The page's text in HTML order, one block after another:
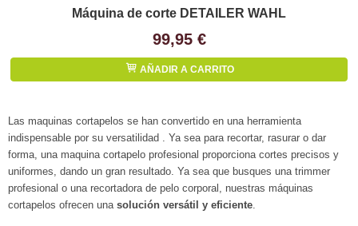
Máquina de corte DETAILER WAHL
99,95 €
AÑADIR A CARRITO
Las maquinas cortapelos se han convertido en una herramienta
indispensable por su versatilidad . Ya sea para recortar, rasurar o dar
forma, una maquina cortapelo profesional proporciona cortes precisos y
uniformes, dando un gran resultado. Ya sea que busques una trimmer
profesional o una recortadora de pelo corporal, nuestras máquinas
cortapelos ofrecen una solución versátil y eficiente.